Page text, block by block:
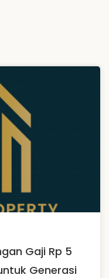
Gaji Rp 5
Generasi